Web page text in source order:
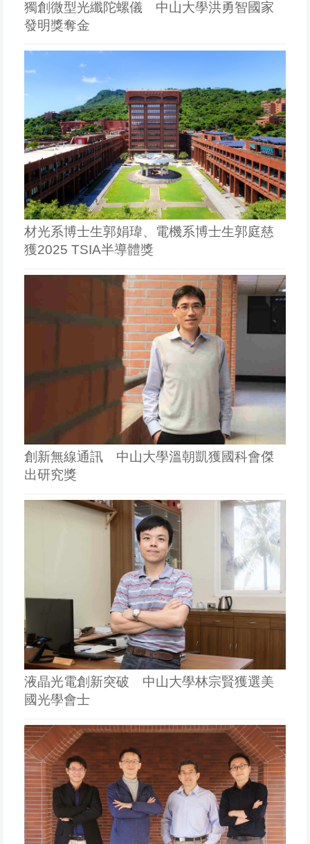
獨創微型光纖陀螺儀 中山大學洪勇智國家
發明獎奪金
材光系博士生郭娟瑋、電機系博士生郭庭慈
獲2025 TSIA半導體獎
創新無線通訊 中山大學溫朝凱獲國科會傑
出研究獎
液晶光電創新突破 中山大學林宗賢獲選美
國光學會士